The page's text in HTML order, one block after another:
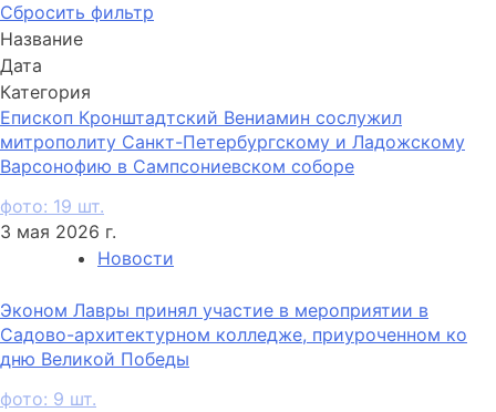
Сбросить фильтр
Название
Дата
Категория
Епископ Кронштадтский Вениамин сослужил
митрополиту Санкт-Петербургскому и Ладожскому
Варсонофию в Сампсониевском соборе
фото: 19 шт.
3 мая 2026 г.
Новости
Эконом Лавры принял участие в мероприятии в
Садово-архитектурном колледже, приуроченном ко
дню Великой Победы
фото: 9 шт.